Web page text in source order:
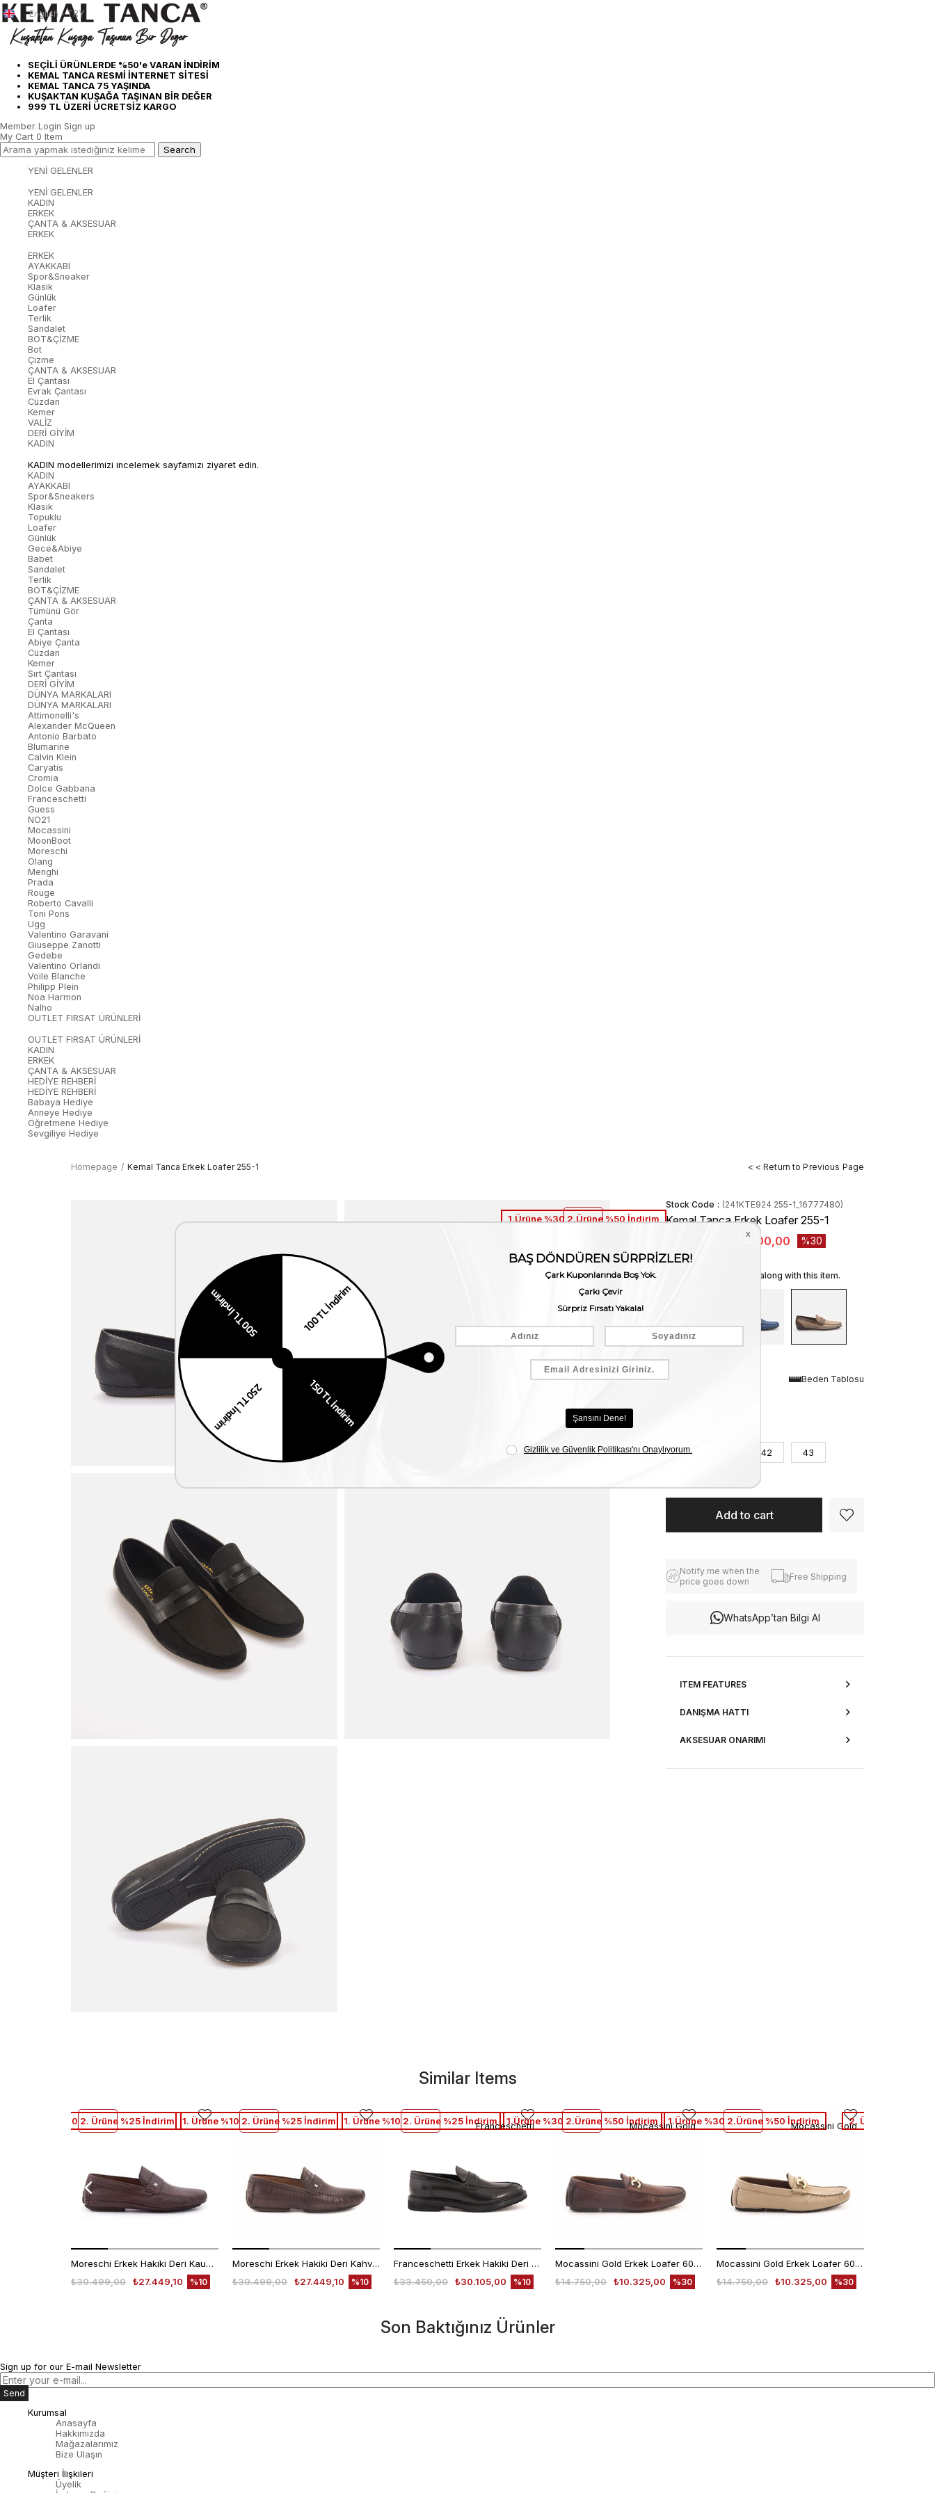
SEÇİLİ ÜRÜNLERDE %50'e VARAN İNDİRİM
KEMAL TANCA RESMİ İNTERNET SİTESİ
KEMAL TANCA 75 YAŞINDA
KUŞAKTAN KUŞAĞA TAŞINAN BİR DEĞER
999 TL ÜZERİ ÜCRETSİZ KARGO
English - TRY
Member Login Sign up
My Cart 0 Item
YENİ GELENLER
YENİ GELENLER
KADIN
ERKEK
ÇANTA & AKSESUAR
ERKEK
ERKEK
AYAKKABI
Spor&Sneaker
Klasik
Günlük
Loafer
Terlik
Sandalet
BOT&ÇİZME
Bot
Çizme
ÇANTA & AKSESUAR
El Çantası
Evrak Çantası
Cüzdan
Kemer
VALİZ
DERİ GİYİM
KADIN
KADIN modellerimizi incelemek sayfamızı ziyaret edin.
KADIN
AYAKKABI
Spor&Sneakers
Klasik
Topuklu
Loafer
Günlük
Gece&Abiye
Babet
Sandalet
Terlik
BOT&ÇİZME
ÇANTA & AKSESUAR
Tümünü Gör
Çanta
El Çantası
Abiye Çanta
Cüzdan
Kemer
Sırt Çantası
DERİ GİYİM
DÜNYA MARKALARI
DÜNYA MARKALARI
Attimonelli's
Alexander McQueen
Antonio Barbato
Blumarine
Calvin Klein
Caryatis
Cromia
Dolce Gabbana
Franceschetti
Guess
NO21
Mocassini
MoonBoot
Moreschi
Olang
Menghi
Prada
Rouge
Roberto Cavalli
Toni Pons
Ugg
Valentino Garavani
Giuseppe Zanotti
Gedebe
Valentino Orlandi
Voile Blanche
Philipp Plein
Noa Harmon
Nalho
OUTLET FIRSAT ÜRÜNLERİ
OUTLET FIRSAT ÜRÜNLERİ
KADIN
ERKEK
ÇANTA & AKSESUAR
HEDİYE REHBERİ
HEDİYE REHBERİ
Babaya Hediye
Anneye Hediye
Öğretmene Hediye
Sevgiliye Hediye
Homepage Kemal Tanca Erkek Loafer 255-1 < < Return to Previous Page
1.Ürüne %30 2.Ürüne %50 İndirim
Stock Code (241KTE924 255-1_16777480)
Kemal Tanca Erkek Loafer 255-1
₺6.300,00 30
We recommend these along with this item.
Beden Tablosu
Renk
40 42
43
Notify me when the
price goes down
Free Shipping
WhatsApp’tan Bilgi Al
ITEM FEATURES
DANIŞMA HATTI
AKSESUAR ONARIMI
Similar Items
Moreschi Erkek Hakiki Deri Kauçuk Taban Kahverengi Loafer Konforlu Ayakkabı
₺27.449,10
₺30.499,00 %10
1. Ürüne %10 2. Ürüne %25 İndirim
Moreschi Erkek Hakiki Deri Kahverengi Loafer Konforlu Ayakkabı
₺27.449,10
₺30.499,00 %10
1. Ürüne %10 2. Ürüne %25 İndirim
Franceschetti Erkek Hakiki Deri Kauçuk Taban Siyah Loafer Konforlu Ayakkabı
₺30.105,00
₺33.450,00 %10
1. Ürüne %10 2. Ürüne %25 İndirimFranceschetti
Mocassini Gold Erkek Loafer 60863
₺10.325,00
₺14.750,00 %30
1.Ürüne %30 2.Ürüne %50 İndirimMocassini Gold
Mocassini Gold Erkek Loafer 60863
₺10.325,00
₺14.750,00 %30
1.Ürüne %30 2.Ürüne %50 İndirimMocassini Gold2. Ürüne %50 Net
Son Baktığınız Ürünler
Sign up for our E-mail Newsletter
Send
Kurumsal
Anasayfa
Hakkımızda
Mağazalarımız
Bize Ulaşın
Müşteri İlişkileri
Üyelik